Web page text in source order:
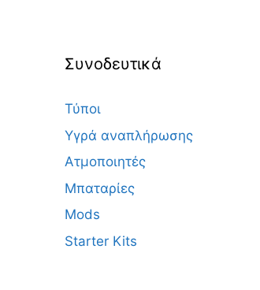
Συνοδευτικά
Τύποι
Yγρά αναπλήρωσης
Ατμοποιητές
Μπαταρίες
Mods
Starter Kits